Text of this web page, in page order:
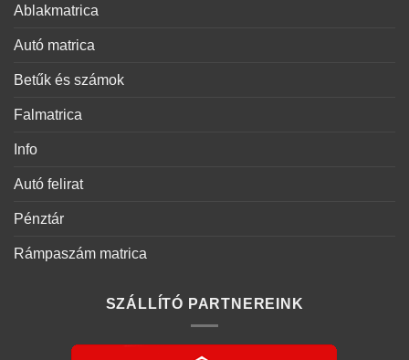
Ablakmatrica
Autó matrica
Betűk és számok
Falmatrica
Info
Autó felirat
Pénztár
Rámpaszám matrica
SZÁLLÍTÓ PARTNEREINK